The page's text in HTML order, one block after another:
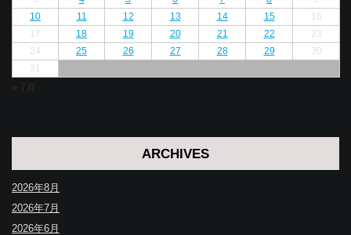
10
11 12 13 14 15
16
17
18 19 20 21 22
23
24
25 26 27 28 29
30
31
« 7月
ARCHIVES
2026年8月
2026年7月
2026年6月